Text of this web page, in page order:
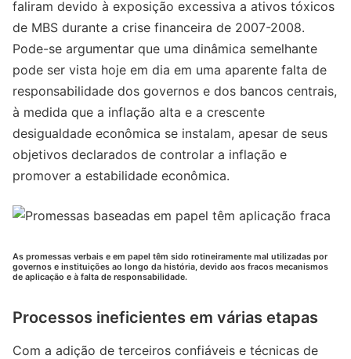
faliram devido à exposição excessiva a ativos tóxicos
de MBS durante a crise financeira de 2007-2008.
Pode-se argumentar que uma dinâmica semelhante
pode ser vista hoje em dia em uma aparente falta de
responsabilidade dos governos e dos bancos centrais,
à medida que a inflação alta e a crescente
desigualdade econômica se instalam, apesar de seus
objetivos declarados de controlar a inflação e
promover a estabilidade econômica.
As promessas verbais e em papel têm sido rotineiramente mal utilizadas por
governos e instituições ao longo da história, devido aos fracos mecanismos
de aplicação e à falta de responsabilidade.
Processos ineficientes em várias etapas
Com a adição de terceiros confiáveis e técnicas de